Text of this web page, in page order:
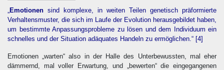
„Emotionen sind komplexe, in weiten Teilen genetisch präformierte
Verhaltensmuster, die sich im Laufe der Evolution herausgebildet haben,
um bestimmte Anpassungsprobleme zu lösen und dem Individuum ein
schnelles und der Situation adäquates Handeln zu ermöglichen.“ [4]
Emotionen „warten“ also in der Halle des Unterbewussten, mal eher
dämmernd, mal voller Erwartung, und „bewerten“ die eingegangenen